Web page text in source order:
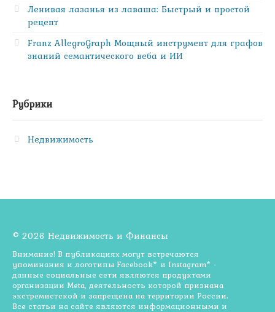
Ленивая лазанья из лаваша: Быстрый и простой
рецепт
Franz AllegroGraph Мощный инструмент для графов
знаний семантического веба и ИИ
Рубрики
Недвижимость
© 2026 Недвижимость и Финансы
Внимание! В публикациях могут встречаются
упоминания и логотипы Facebook* и Instagram* -
данные социальные сети являются продуктами
организации Meta, деятельность которой признана
экстремистской и запрещена на территории России.
Все статьи на сайте являются информационными и